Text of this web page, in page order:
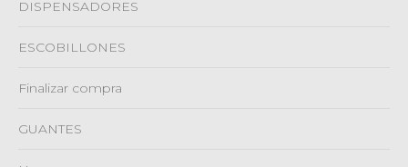
DISPENSADORES
ESCOBILLONES
Finalizar compra
GUANTES